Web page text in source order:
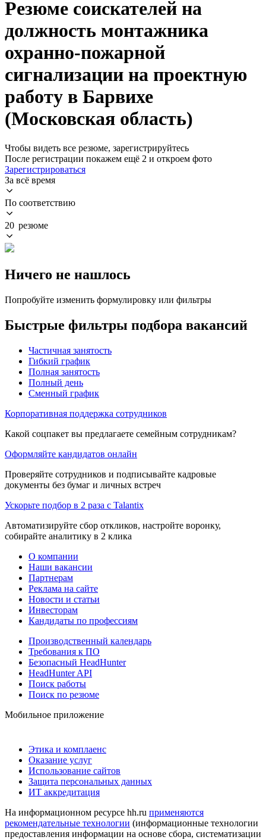
Резюме соискателей на
должность монтажника
охранно-пожарной
сигнализации на проектную
работу в Барвихе
(Московская область)
Чтобы видеть все резюме, зарегистрируйтесь
После регистрации покажем ещё 2 и откроем фото
Зарегистрироваться
За всё время
По соответствию
20 резюме
Ничего не нашлось
Попробуйте изменить формулировку или фильтры
Быстрые фильтры подбора вакансий
Частичная занятость
Гибкий график
Полная занятость
Полный день
Сменный график
Корпоративная поддержка сотрудников
Какой соцпакет вы предлагаете семейным сотрудникам?
Оформляйте кандидатов онлайн
Проверяйте сотрудников и подписывайте кадровые
документы без бумаг и личных встреч
Ускорьте подбор в 2 раза с Talantix
Автоматизируйте сбор откликов, настройте воронку,
собирайте аналитику в 2 клика
О компании
Наши вакансии
Партнерам
Реклама на сайте
Новости и статьи
Инвесторам
Кандидаты по профессиям
Производственный календарь
Требования к ПО
Безопасный HeadHunter
HeadHunter API
Поиск работы
Поиск по резюме
Мобильное приложение
Этика и комплаенс
Оказание услуг
Использование сайтов
Защита персональных данных
ИТ аккредитация
На информационном ресурсе hh.ru применяются
рекомендательные технологии (информационные технологии
предоставления информации на основе сбора, систематизации